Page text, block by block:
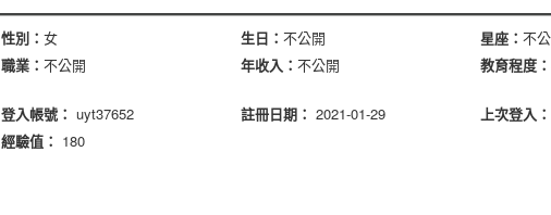
性別： 女 生日： 不公開 星座： 不
職業： 不公開 年收入： 不公開 教育程度：
登入帳號： uyt37652 註冊日期： 2021-01-29 上次登入：
經驗值： 180